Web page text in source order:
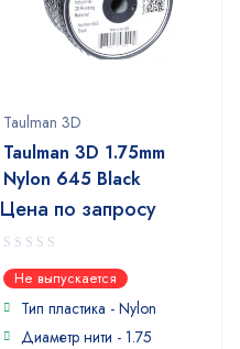
Taulman 3D
Taulman 3D 1.75mm
Nylon 645 Black
Цена по запросу
0
out
of
Не выпускается
Тип пластика - Nylon
Диаметр нити - 1.75